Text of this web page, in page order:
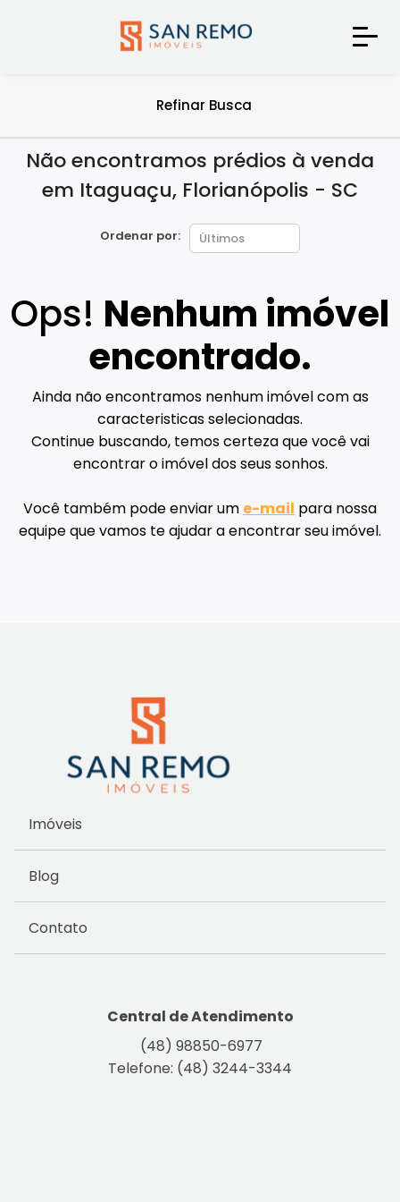
Refinar Busca
Não encontramos prédios à venda
em Itaguaçu, Florianópolis - SC
Ordenar por:
Ops! Nenhum imóvel
encontrado.
Ainda não encontramos nenhum imóvel com as
caracteristicas selecionadas.
Continue buscando, temos certeza que você vai
encontrar o imóvel dos seus sonhos.
Você também pode enviar um e-mail para nossa
equipe que vamos te ajudar a encontrar seu imóvel.
Imóveis
Blog
Contato
Central de Atendimento
(48) 98850-6977
Telefone: (48) 3244-3344